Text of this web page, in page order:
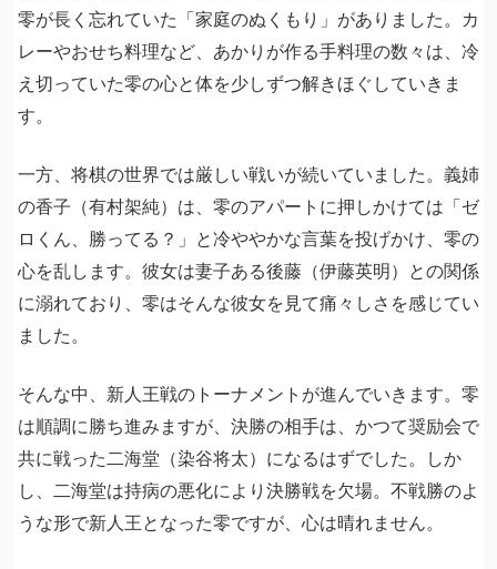
零が長く忘れていた「家庭のぬくもり」がありました。カ
レーやおせち料理など、あかりが作る手料理の数々は、冷
え切っていた零の心と体を少しずつ解きほぐしていきま
す。
一方、将棋の世界では厳しい戦いが続いていました。義姉
の香子（有村架純）は、零のアパートに押しかけては「ゼ
ロくん、勝ってる？」と冷ややかな言葉を投げかけ、零の
心を乱します。彼女は妻子ある後藤（伊藤英明）との関係
に溺れており、零はそんな彼女を見て痛々しさを感じてい
ました。
そんな中、新人王戦のトーナメントが進んでいきます。零
は順調に勝ち進みますが、決勝の相手は、かつて奨励会で
共に戦った二海堂（染谷将太）になるはずでした。しか
し、二海堂は持病の悪化により決勝戦を欠場。不戦勝のよ
うな形で新人王となった零ですが、心は晴れません。